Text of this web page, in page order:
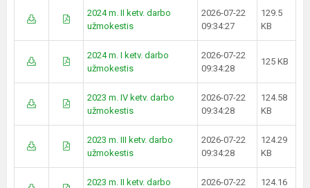
2024 m. II ketv. darbo
užmokestis
2026-07-22
09:34:27
129.5
KB
2024 m. I ketv. darbo
užmokestis
2026-07-22
09:34:28
125 KB
2023 m. IV ketv. darbo
užmokestis
2026-07-22
09:34:28
124.58
KB
2023 m. III ketv. darbo
užmokestis
2026-07-22
09:34:28
124.29
KB
2023 m. II ketv. darbo
2026-07-22
124.16